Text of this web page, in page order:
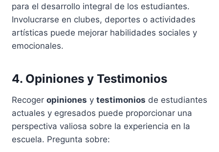
para el desarrollo integral de los estudiantes.
Involucrarse en clubes, deportes o actividades
artísticas puede mejorar habilidades sociales y
emocionales.
4. Opiniones y Testimonios
Recoger opiniones y testimonios de estudiantes
actuales y egresados puede proporcionar una
perspectiva valiosa sobre la experiencia en la
escuela. Pregunta sobre: